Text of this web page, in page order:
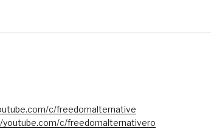
c/freedomalternative
c/freedomalternativero